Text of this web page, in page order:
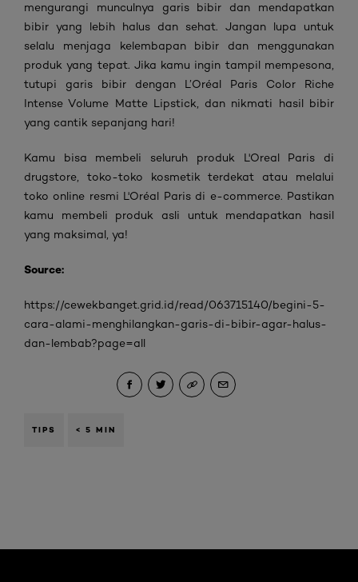
mengurangi munculnya garis bibir dan mendapatkan
bibir yang lebih halus dan sehat. Jangan lupa untuk
selalu menjaga kelembapan bibir dan menggunakan
produk yang tepat. Jika kamu ingin tampil mempesona,
tutupi garis bibir dengan L’Oréal Paris Color Riche
Intense Volume Matte Lipstick, dan nikmati hasil bibir
yang cantik sepanjang hari!
Kamu bisa membeli seluruh produk L'Oreal Paris di
drugstore, toko-toko kosmetik terdekat atau melalui
toko online resmi L'Oréal Paris di e-commerce. Pastikan
kamu membeli produk asli untuk mendapatkan hasil
yang maksimal, ya!
Source:
https://cewekbanget.grid.id/read/063715140/begini-5-
cara-alami-menghilangkan-garis-di-bibir-agar-halus-
dan-lembab?page=all
TIPS < 5 MIN